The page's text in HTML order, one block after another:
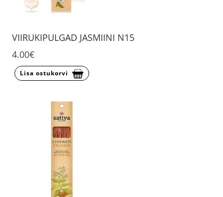
VIIRUKIPULGAD JASMIINI N15
4.00€
Lisa ostukorvi